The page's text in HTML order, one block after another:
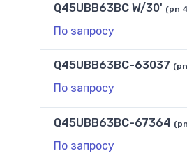
Q45UBB63BC W/30' (pn
По запросу
Q45UBB63BC-63037
По запросу
Q45UBB63BC-67364
По запросу